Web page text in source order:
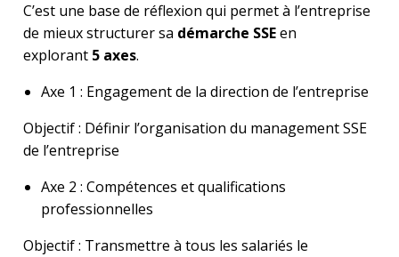
C’est une base de réflexion qui permet à l’entreprise
de mieux structurer sa démarche SSEen
explorant 5 axes.
Axe 1 : Engagement de la direction de l’entreprise
Objectif : Définir l’organisation du management SSE
de l’entreprise
Axe 2 : Compétences et qualifications
professionnelles
Objectif : Transmettre à tous les salariés le